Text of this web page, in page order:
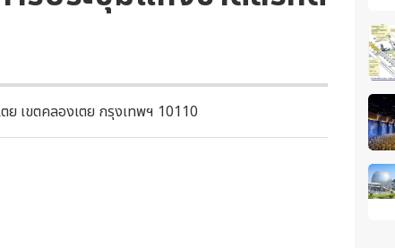
เขตคลองเตย กรุงเทพฯ 10110